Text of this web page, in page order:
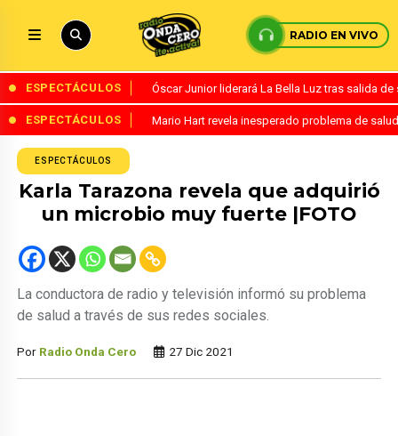
RADIO EN VIVO
ESPECTÁCULOS Óscar Junior liderará La Bella Luz tras salida
ESPECTÁCULOS Mario Hart revela inesperado problema de
ESPECTÁCULOS
Karla Tarazona revela que adquirió
un microbio muy fuerte |FOTO
La conductora de radio y televisión informó su problema
de salud a través de sus redes sociales.
Por Radio Onda Cero 27 Dic 2021